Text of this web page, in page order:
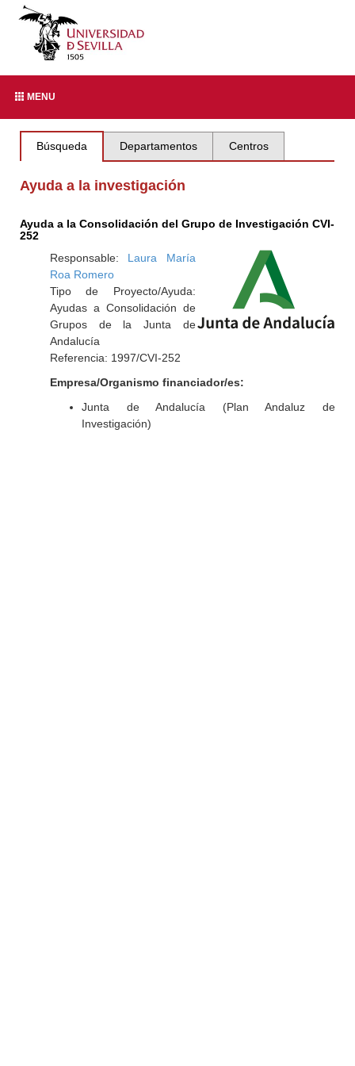
MENU
Búsqueda Departamentos Centros
Ayuda a la investigación
Ayuda a la Consolidación del Grupo de Investigación CVI-
252
Responsable: Laura María
Roa Romero
Tipo de Proyecto/Ayuda:
Ayudas a Consolidación de
Grupos de la Junta de
Andalucía
Referencia: 1997/CVI-252
Empresa/Organismo financiador/es:
Junta de Andalucía (Plan Andaluz de
Investigación)